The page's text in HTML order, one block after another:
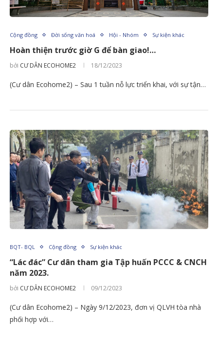
Cộng đồng Đời sống văn hoá Hội - Nhóm Sự kiện khác
Hoàn thiện trước giờ G để bàn giao!…
bởi CƯ DÂN ECOHOME2 18/12/2023
(Cư dân Ecohome2) – Sau 1 tuần nỗ lực triển khai, với sự tận…
BQT- BQL Cộng đồng Sự kiện khác
“Lác đác” Cư dân tham gia Tập huấn PCCC & CNCH
năm 2023.
bởi CƯ DÂN ECOHOME2 09/12/2023
(Cư dân Ecohome2) – Ngày 9/12/2023, đơn vị QLVH tòa nhà
phối hợp với…